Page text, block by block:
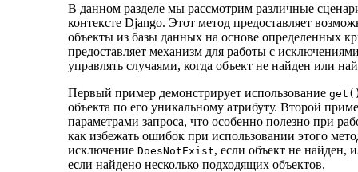
В данном разделе мы рассмотрим различные
контексте Django. Этот метод предоставляет
объекты из базы данных на основе определенных
предоставляет механизм для работы с
управлять случаями, когда объект не найден или
Первый пример демонстрирует использование
объекта по его уникальному атрибуту. Второй
параметрами запроса, что особенно полезно при
как избежать ошибок при использовании этого
исключение DoesNotExist, если объект не найден,
если найдено несколько подходящих объектов.